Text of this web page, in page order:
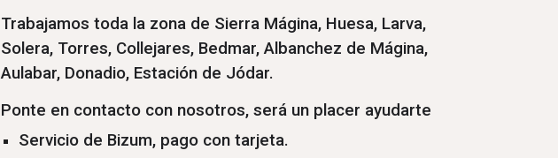
Trabajamos toda la zona de Sierra Mágina, Huesa, Larva,
Solera, Torres, Collejares, Bedmar, Albanchez de Mágina,
Aulabar, Donadio, Estación de Jódar.
Ponte en contacto con nosotros, será un placer ayudarte
Servicio de Bizum, pago con tarjeta.